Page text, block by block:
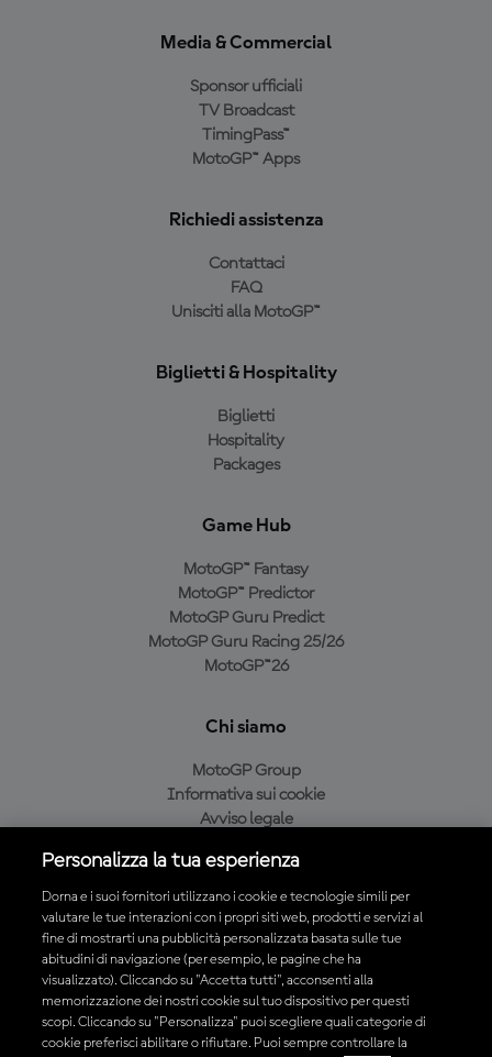
Media & Commercial
Sponsor ufficiali
TV Broadcast
TimingPass™
MotoGP™ Apps
Richiedi assistenza
Contattaci
FAQ
Unisciti alla MotoGP™
Biglietti & Hospitality
Biglietti
Hospitality
Packages
Game Hub
MotoGP™ Fantasy
MotoGP™ Predictor
MotoGP Guru Predict
MotoGP Guru Racing 25/26
MotoGP™26
Chi siamo
MotoGP Group
Informativa sui cookie
Avviso legale
Condizioni di acquisto
Scarica l'app ufficiale MotoGP™
Personalizza la tua esperienza
Dorna e i suoi fornitori utilizzano i cookie e tecnologie simili per
valutare le tue interazioni con i propri siti web, prodotti e servizi al
fine di mostrarti una pubblicità personalizzata basata sulle tue
abitudini di navigazione (per esempio, le pagine che ha
visualizzato). Cliccando su "Accetta tutti", acconsenti alla
memorizzazione dei nostri cookie sul tuo dispositivo per questi
scopi. Cliccando su "Personalizza" puoi scegliere quali categorie di
cookie preferisci abilitare o rifiutare. Puoi sempre controllare la